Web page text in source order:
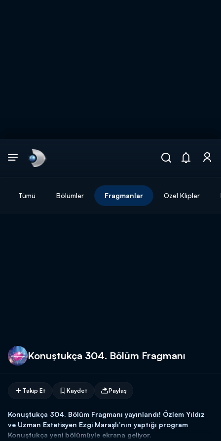
Tümü Bölümler Fragmanlar Özel Klipler
Konuştukça 304. Bölüm Fragmanı
Takip Et Kaydet Paylaş
Konuştukça 304. Bölüm Fragmanı yayınlandı! Özlem Yıldız
ve Uzman Estetisyen Ezgi Maraşlı’nın yaptığı program
Konuştukça yeni bölümüyle ekrana geliyor.